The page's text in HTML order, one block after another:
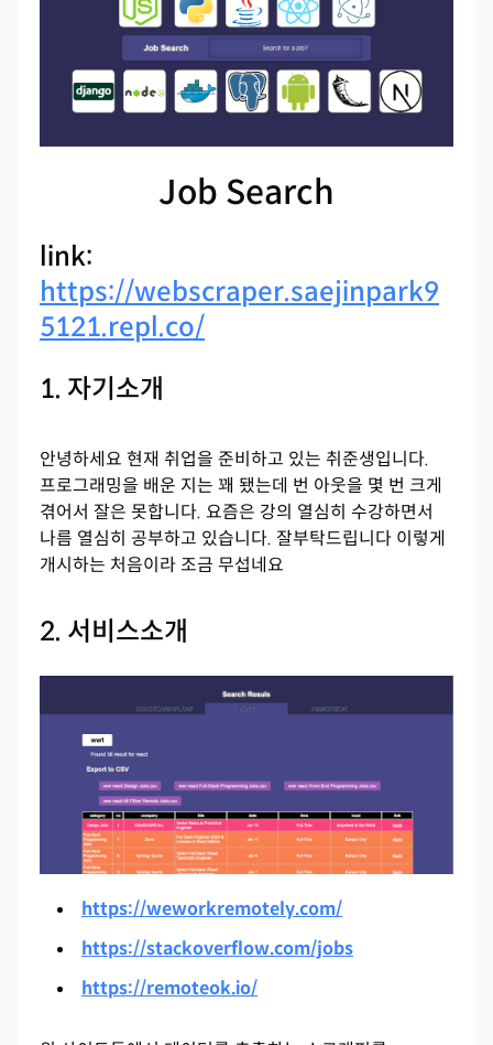
Job Search
link:
https://webscraper.saejinpark9
5121.repl.co/
1. 자기소개
안녕하세요 현재 취업을 준비하고 있는 취준생입니다.
프로그래밍을 배운 지는 꽤 됐는데 번 아웃을 몇 번 크게
겪어서 잘은 못합니다. 요즘은 강의 열심히 수강하면서
나름 열심히 공부하고 있습니다. 잘부탁드립니다 이렇게
개시하는 처음이라 조금 무섭네요
2. 서비스소개
https://weworkremotely.com/
https://stackoverflow.com/jobs
https://remoteok.io/